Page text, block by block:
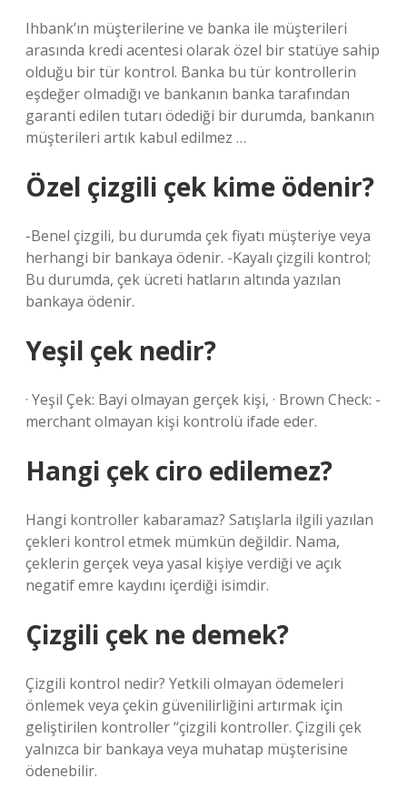
Ihbank’ın müşterilerine ve banka ile müşterileri
arasında kredi acentesi olarak özel bir statüye sahip
olduğu bir tür kontrol. Banka bu tür kontrollerin
eşdeğer olmadığı ve bankanın banka tarafından
garanti edilen tutarı ödediği bir durumda, bankanın
müşterileri artık kabul edilmez …
Özel çizgili çek kime ödenir?
-Benel çizgili, bu durumda çek fiyatı müşteriye veya
herhangi bir bankaya ödenir. -Kayalı çizgili kontrol;
Bu durumda, çek ücreti hatların altında yazılan
bankaya ödenir.
Yeşil çek nedir?
· Yeşil Çek: Bayi olmayan gerçek kişi, · Brown Check: -
merchant olmayan kişi kontrolü ifade eder.
Hangi çek ciro edilemez?
Hangi kontroller kabaramaz? Satışlarla ilgili yazılan
çekleri kontrol etmek mümkün değildir. Nama,
çeklerin gerçek veya yasal kişiye verdiği ve açık
negatif emre kaydını içerdiği isimdir.
Çizgili çek ne demek?
Çizgili kontrol nedir? Yetkili olmayan ödemeleri
önlemek veya çekin güvenilirliğini artırmak için
geliştirilen kontroller “çizgili kontroller. Çizgili çek
yalnızca bir bankaya veya muhatap müşterisine
ödenebilir.